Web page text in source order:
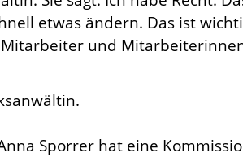
etwas ändern. Das ist
und
Sporrer hat eine